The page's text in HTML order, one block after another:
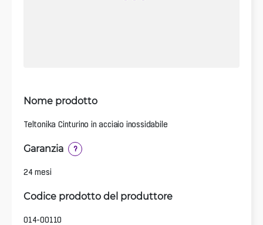
Nome prodotto
Teltonika Cinturino in acciaio inossidabile
Garanzia ?
24 mesi
Codice prodotto del produttore
014-00110